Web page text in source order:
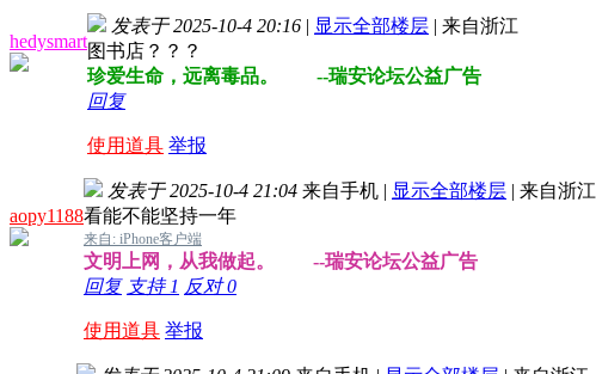
hedysmart
发表于 2025-10-4 20:16 | 显示全部楼层 | 来自浙江
图书店？？？
珍爱生命，远离毒品。 --瑞安论坛公益广告
回复
使用道具 举报
aopy1188
发表于 2025-10-4 21:04 来自手机 | 显示全部楼层 | 来自浙江
看能不能坚持一年
来自: iPhone客户端
文明上网，从我做起。 --瑞安论坛公益广告
回复 支持 1 反对0
使用道具 举报